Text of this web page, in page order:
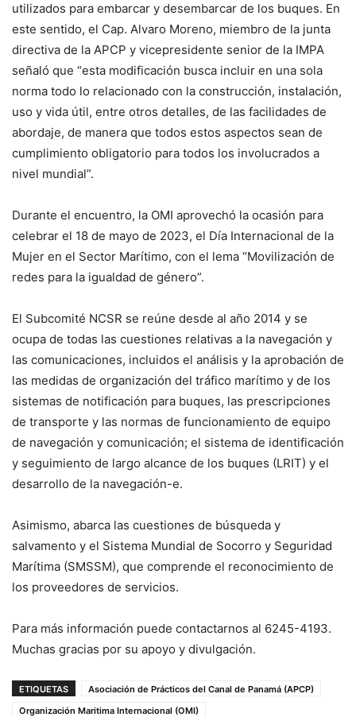
utilizados para embarcar y desembarcar de los buques. En
este sentido, el Cap. Alvaro Moreno, miembro de la junta
directiva de la APCP y vicepresidente senior de la IMPA
señaló que “esta modificación busca incluir en una sola
norma todo lo relacionado con la construcción, instalación,
uso y vida útil, entre otros detalles, de las facilidades de
abordaje, de manera que todos estos aspectos sean de
cumplimiento obligatorio para todos los involucrados a
nivel mundial”.
Durante el encuentro, la OMI aprovechó la ocasión para
celebrar el 18 de mayo de 2023, el Día Internacional de la
Mujer en el Sector Marítimo, con el lema “Movilización de
redes para la igualdad de género”.
El Subcomité NCSR se reúne desde al año 2014 y se
ocupa de todas las cuestiones relativas a la navegación y
las comunicaciones, incluidos el análisis y la aprobación de
las medidas de organización del tráfico marítimo y de los
sistemas de notificación para buques, las prescripciones
de transporte y las normas de funcionamiento de equipo
de navegación y comunicación; el sistema de identificación
y seguimiento de largo alcance de los buques (LRIT) y el
desarrollo de la navegación-e.
Asimismo, abarca las cuestiones de búsqueda y
salvamento y el Sistema Mundial de Socorro y Seguridad
Marítima (SMSSM), que comprende el reconocimiento de
los proveedores de servicios.
Para más información puede contactarnos al 6245-4193.
Muchas gracias por su apoyo y divulgación.
ETIQUETAS
Asociación de Prácticos del Canal de Panamá (APCP)
Organización Maritima Internacional (OMI)